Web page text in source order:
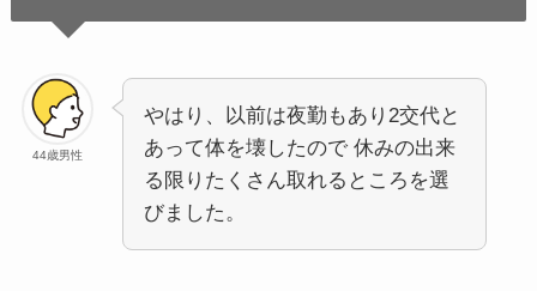
44歳男性
やはり、以前は夜勤もあり2交代と
あって体を壊したので 休みの出来
る限りたくさん取れるところを選
びました。